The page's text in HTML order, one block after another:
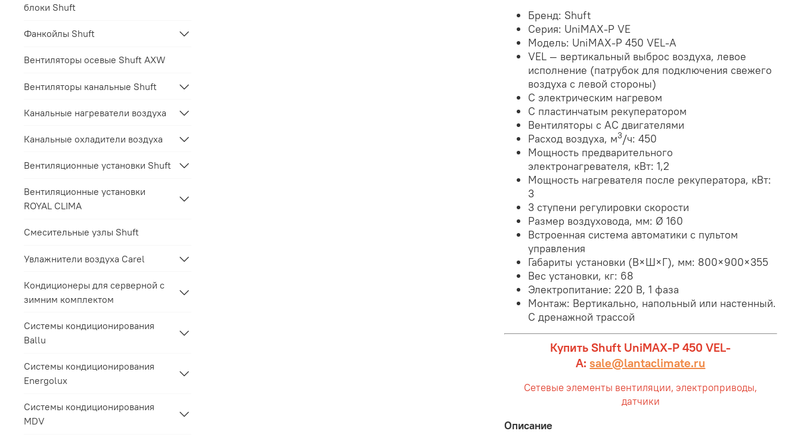
Бренд: Shuft
Серия: UniMAX-P VE
Модель: UniMAX-P 450 VEL-A
VEL — вертикальный выброс воздуха, левое
исполнение (патрубок для подключения свежего
воздуха с левой стороны)
С электрическим нагревом
С пластинчатым рекуператором
Вентиляторы с АС двигателями
Расход воздуха, м3/ч: 450
Мощность предварительного
электронагревателя, кВт: 1,2
Мощность нагревателя после рекуператора, кВт:
3
3 ступени регулировки скорости
Размер воздуховода, мм: Ø 160
Встроенная система автоматики с пультом
управления
Габариты установки (В×Ш×Г), мм: 800×900×355
Вес установки, кг: 68
Электропитание: 220 В, 1 фаза
Монтаж: Вертикально, напольный или настенный.
С дренажной трассой
Купить Shuft UniMAX-P 450 VEL-
A: sale@lantaclimate.ru
Сетевые элементы вентиляции, электроприводы,
датчики
Описание
блоки Shuft
Фанкойлы Shuft
Вентиляторы осевые Shuft AXW
Вентиляторы канальные Shuft
Канальные нагреватели воздуха
Канальные охладители воздуха
Вентиляционные установки Shuft
Вентиляционные установки
ROYAL CLIMA
Смесительные узлы Shuft
Увлажнители воздуха Carel
Кондиционеры для серверной с
зимним комплектом
Системы кондиционирования
Ballu
Системы кондиционирования
Energolux
Системы кондиционирования
MDV